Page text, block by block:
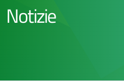
Notizie